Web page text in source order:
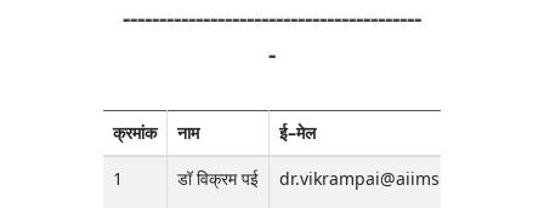
-----------------------------------------
-
क्रमांक नाम
ई–मेल
1
डॉ विक्रम पई dr.vikrampai@aiimsraipur.edu.in